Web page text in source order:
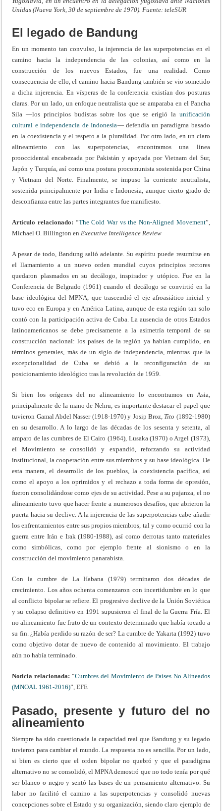
Unidas (Nueva York, 30 de septiembre de 1970). Fuente: teleSUR
El legado de Bandung
En un momento tan convulso, la injerencia de las superpotencias en el
camino hacia la independencia de las colonias, así como en la
construcción de los nuevos Estados, fue una realidad. Como
consecuencia de ello, el camino hacia Bandung también se vio sometido
a dicha injerencia. En vísperas de la conferencia existían dos posturas
claras. Por un lado, un enfoque neutralista que se amparaba en el Pancha
Sila —los principios budistas sobre los que se erigió la unificación
cultural e independencia de Indonesia— defendía un paradigma basado
en la coexistencia y el respeto a la pluralidad. Por otro lado, en un claro
alineamiento con las superpotencias, encontramos una línea
prooccidental encabezada por Pakistán y apoyada por Vietnam del Sur,
Japón y Turquía, así como una postura procomunista sostenida por China
y Vietnam del Norte. Finalmente, se impuso la corriente neutralista,
sostenida principalmente por India e Indonesia, aunque cierto grado de
desconfianza entre las partes integrantes fue manifiesto.
Artículo relacionado: “The Cold War vs the Non-Aligned Movement”,
Michael O. Billington en Executive Intelligence Review
A pesar de todo, Bandung salió adelante. Su espíritu puede resumirse en
el llamamiento a un nuevo orden mundial cuyos principios rectores
quedaron plasmados en su decálogo, inspirador y utópico. Fue en la
Conferencia de Belgrado (1961) cuando el decálogo se convirtió en la
base ideológica del MPNA, que trascendió el eje afroasiático inicial y
tuvo eco en Europa y en América Latina, aunque de esta región tan solo
contó con la participación activa de Cuba. La ausencia de otros Estados
latinoamericanos se debe precisamente a la asimetría temporal de su
construcción nacional: los países de la región ya habían cumplido, en
términos generales, más de un siglo de independencia, mientras que la
excepcionalidad de Cuba se debió a la reconfiguración de su
posicionamiento ideológico tras la revolución de 1959.
Si bien los orígenes del no alineamiento lo encontramos en Asia,
principalmente de la mano de Nehru, es importante destacar el papel que
tuvieron Gamal Abdel Nasser (1918-1970) y Josip Broz, Tito (1892-1980)
en su desarrollo. A lo largo de las décadas de los sesenta y setenta, al
amparo de las cumbres de El Cairo (1964), Lusaka (1970) o Argel (1973),
el Movimiento se consolidó y expandió, reforzando su actividad
institucional, la cooperación entre sus miembros y su base ideológica. De
esta manera, el desarrollo de los pueblos, la coexistencia pacífica, así
como el apoyo a los oprimidos y el rechazo a toda forma de opresión,
fueron consolidándose como ejes de su actividad. Pese a su pujanza, el no
alineamiento tuvo que hacer frente a numerosos desafíos, que abrieron la
puerta hacia su declive. A la injerencia de las superpotencias cabe añadir
los enfrentamientos entre sus propios miembros, tal y como ocurrió con la
guerra entre Irán e Irak (1980-1988), así como derrotas tanto materiales
como simbólicas, como por ejemplo frente al sionismo o en la
construcción del movimiento panarabista.
Con la cumbre de La Habana (1979) terminaron dos décadas de
crecimiento. Los años ochenta comenzaron con incertidumbre en lo que
al conflicto bipolar se refiere. El progresivo declive de la Unión Soviética
y su colapso definitivo en 1991 supusieron el final de la Guerra Fría. El
no alineamiento fue fruto de un contexto determinado que había tocado a
su fin. ¿Había perdido su razón de ser? La cumbre de Yakarta (1992) tuvo
como objetivo dotar de nuevo de contenido al movimiento. El trabajo
aún no había terminado.
Noticia relacionada:“Cumbres del Movimiento de Países No Alineados
(MNOAL 1961-2016)”, EFE
Pasado, presente y futuro del no
alineamiento
Siempre ha sido cuestionada la capacidad real que Bandung y su legado
tuvieron para cambiar el mundo. La respuesta no es sencilla. Por un lado,
si bien es cierto que el orden bipolar no quebró y que el paradigma
alternativo no se consolidó, el MPNA demostró que no todo tenía por qué
ser blanco o negro y sentó las bases de un pensamiento alternativo. Su
labor no facilitó el camino a las superpotencias y consolidó nuevas
concepciones sobre el Estado y su organización, siendo claro ejemplo de